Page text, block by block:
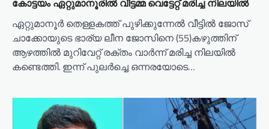
കോട്ടയം ഏറ്റുമാനൂരിൽ വീട്ടമ്മ വെട്ടേറ്റ് മരിച്ച നിലയിൽ
ഏറ്റുമാനൂർ തെള്ളകത്ത് പുഴിക്കുന്നേൽ വീട്ടിൽ ജോസ്
ചാക്കോയുടെ ഭാര്യ ലീന ജോസിനെ (55)കഴുത്തിന്
ആഴത്തിൽ മുറിവേറ്റ് രക്തം വാർന്ന് മരിച്ച നിലയിൽ
കണ്ടെത്തി. ഇന്ന് പുലർച്ചെ ഒന്നരയോടെ…